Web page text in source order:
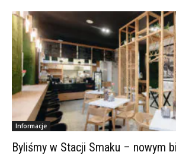
Informacje
Byliśmy w Stacji Smaku – nowym